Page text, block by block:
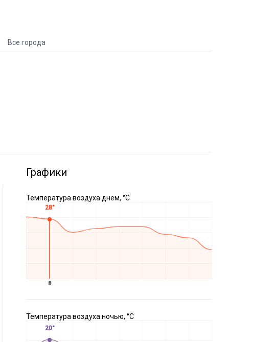
Все города
Графики
Температура воздуха днем, °C
28°
8
Температура воздуха ночью, °C
20°